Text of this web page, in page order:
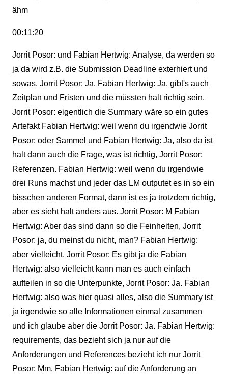
ähm
00:11:20
Jorrit Posor: und Fabian Hertwig: Analyse, da werden so
ja da wird z.B. die Submission Deadline exterhiert und
sowas. Jorrit Posor: Ja. Fabian Hertwig: Ja, gibt's auch
Zeitplan und Fristen und die müssten halt richtig sein,
Jorrit Posor: eigentlich die Summary wäre so ein gutes
Artefakt Fabian Hertwig: weil wenn du irgendwie Jorrit
Posor: oder Sammel und Fabian Hertwig: Ja, also da ist
halt dann auch die Frage, was ist richtig, Jorrit Posor:
Referenzen. Fabian Hertwig: weil wenn du irgendwie
drei Runs machst und jeder das LM outputet es in so ein
bisschen anderen Format, dann ist es ja trotzdem richtig,
aber es sieht halt anders aus. Jorrit Posor: M Fabian
Hertwig: Aber das sind dann so die Feinheiten, Jorrit
Posor: ja, du meinst du nicht, man? Fabian Hertwig:
aber vielleicht, Jorrit Posor: Es gibt ja die Fabian
Hertwig: also vielleicht kann man es auch einfach
aufteilen in so die Unterpunkte, Jorrit Posor: Ja. Fabian
Hertwig: also was hier quasi alles, also die Summary ist
ja irgendwie so alle Informationen einmal zusammen
und ich glaube aber die Jorrit Posor: Ja. Fabian Hertwig:
requirements, das bezieht sich ja nur auf die
Anforderungen und References bezieht ich nur Jorrit
Posor: Mm. Fabian Hertwig: auf die Anforderung an